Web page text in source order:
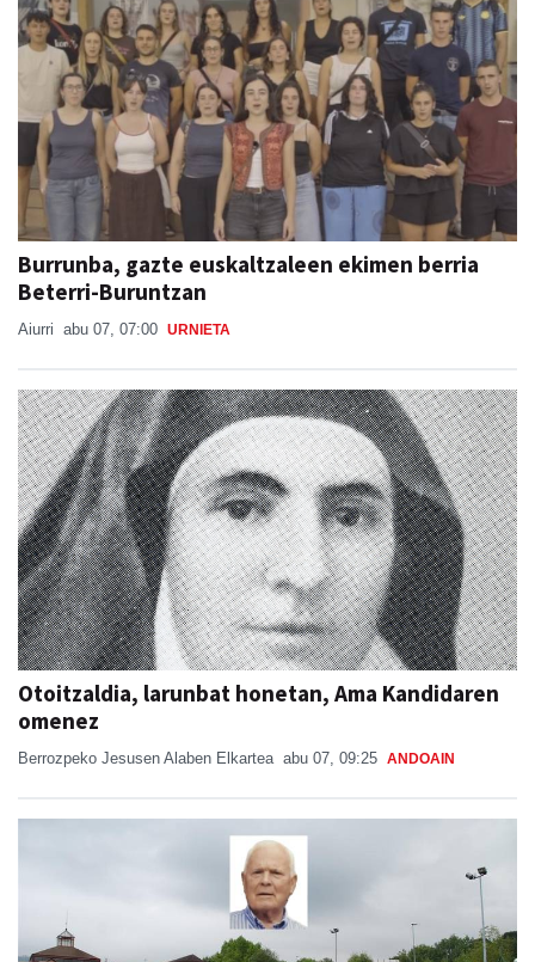
Burrunba, gazte euskaltzaleen ekimen berria
Beterri-Buruntzan
Aiurri abu 07, 07:00 URNIETA
Otoitzaldia, larunbat honetan, Ama Kandidaren
omenez
Berrozpeko Jesusen Alaben Elkartea abu 07, 09:25 ANDOAIN